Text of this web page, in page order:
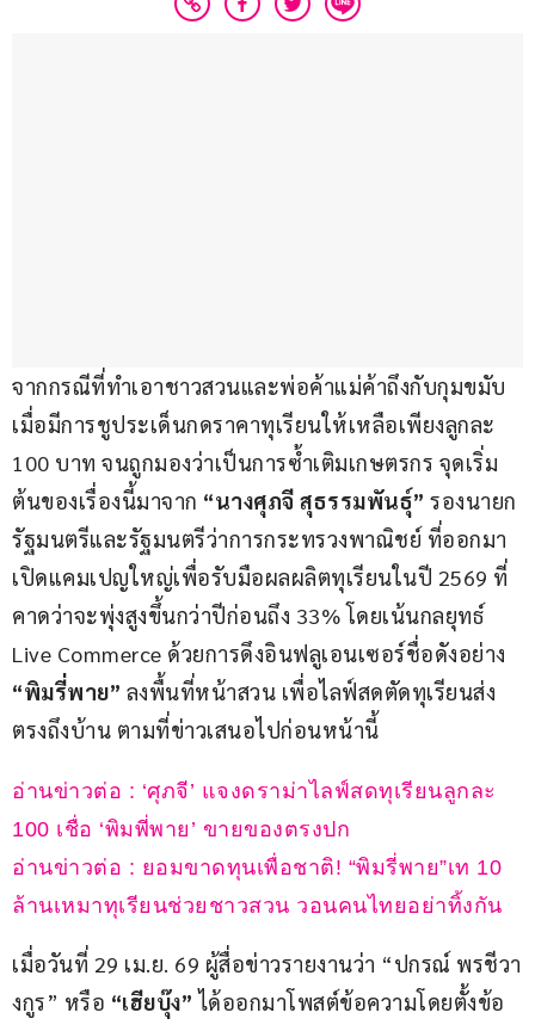
จากกรณีที่ทำเอาชาวสวนและพ่อค้าแม่ค้าถึงกับกุมขมับ
เมื่อมีการชูประเด็นกดราคาทุเรียนให้เหลือเพียงลูกละ
100 บาท จนถูกมองว่าเป็นการซ้ำเติมเกษตรกร จุดเริ่ม
ต้นของเรื่องนี้มาจาก “นางศุภจี สุธรรมพันธุ์” รองนายก
รัฐมนตรีและรัฐมนตรีว่าการกระทรวงพาณิชย์ ที่ออกมา
เปิดแคมเปญใหญ่เพื่อรับมือผลผลิตทุเรียนในปี 2569 ที่
คาดว่าจะพุ่งสูงขึ้นกว่าปีก่อนถึง 33% โดยเน้นกลยุทธ์
Live Commerce ด้วยการดึงอินฟลูเอนเซอร์ชื่อดังอย่าง
“พิมรี่พาย” ลงพื้นที่หน้าสวน เพื่อไลฟ์สดตัดทุเรียนส่ง
ตรงถึงบ้าน ตามที่ข่าวเสนอไปก่อนหน้านี้
อ่านข่าวต่อ : ‘ศุภจี’ แจงดราม่าไลฟ์สดทุเรียนลูกละ
100 เชื่อ ‘พิมพี่พาย’ ขายของตรงปก
อ่านข่าวต่อ : ยอมขาดทุนเพื่อชาติ! “พิมรี่พาย”เท 10
ล้านเหมาทุเรียนช่วยชาวสวน วอนคนไทยอย่าทิ้งกัน
เมื่อวันที่ 29 เม.ย. 69 ผู้สื่อข่าวรายงานว่า “ปกรณ์ พรชีวา
งกูร” หรือ “เฮียบุ๊ง” ได้ออกมาโพสต์ข้อความโดยตั้งข้อ